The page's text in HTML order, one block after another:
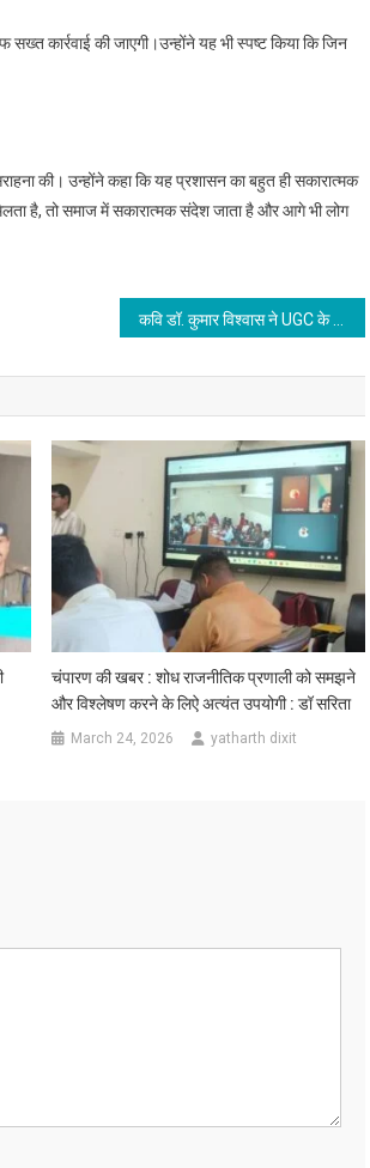
कार्रवाई की जाएगी।उन्होंने यह भी स्पष्ट किया कि जिन
की। उन्होंने कहा कि यह प्रशासन का बहुत ही सकारात्मक
है, तो समाज में सकारात्मक संदेश जाता है और आगे भी लोग
चंपारण की खबर : शोध राजनीतिक प्रणाली को समझने
और विश्लेषण करने के लिऐ अत्यंत उपयोगी : डॉ सरिता
March 24, 2026 yatharth dixit